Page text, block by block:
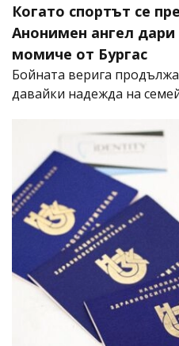
Когато спортът се
Анонимен ангел дари
момиче от Бургас
Бойната верига
давайки надежда на